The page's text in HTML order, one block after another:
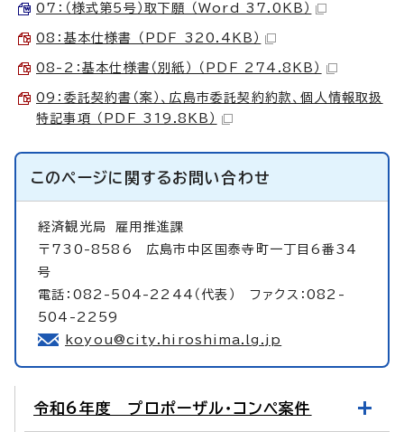
07：（様式第5号）取下願 （Word 37.0KB）
08：基本仕様書 （PDF 320.4KB）
08-2：基本仕様書（別紙） （PDF 274.8KB）
09：委託契約書（案）、広島市委託契約約款、個人情報取扱
特記事項 （PDF 319.8KB）
このページに関するお問い合わせ
経済観光局雇用推進課
〒730-8586 広島市中区国泰寺町一丁目6番34
号
電話：082-504-2244（代表） ファクス：082-
504-2259
koyou@city.hiroshima.lg.jp
令和6年度 プロポーザル・コンペ案件